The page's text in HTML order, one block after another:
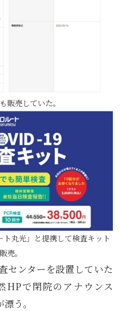
販売していた。
丸光」と提携して検査キット
売。
センターを設置していた
HPで閉院のアナウンス
う。